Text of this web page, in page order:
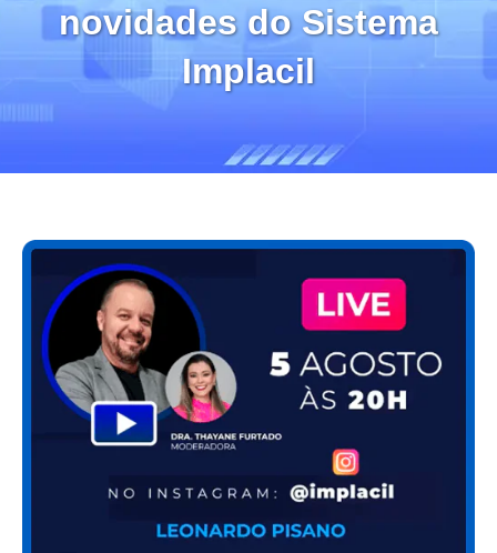
novidades do Sistema
Implacil